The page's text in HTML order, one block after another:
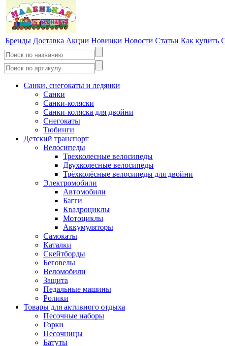
Бренды Доставка Акции Новинки Новости Статьи Как купить
Санки, снегокаты и ледянки
Санки
Санки-коляски
Санки-коляска для двойни
Снегокаты
Тюбинги
Детский транспорт
Велосипеды
Трехколесные велосипеды
Двухколесные велосипеды
Трёхколёсные велосипеды для двойни
Электромобили
Автомобили
Багги
Квадроциклы
Мотоциклы
Аккумуляторы
Самокаты
Каталки
Скейтборды
Беговелы
Веломобили
Защита
Педальные машины
Ролики
Товары для активного отдыха
Песочные наборы
Горки
Песочницы
Батуты